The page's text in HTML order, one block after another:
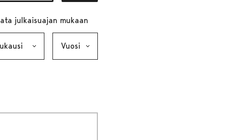
julkaisuajan mukaan